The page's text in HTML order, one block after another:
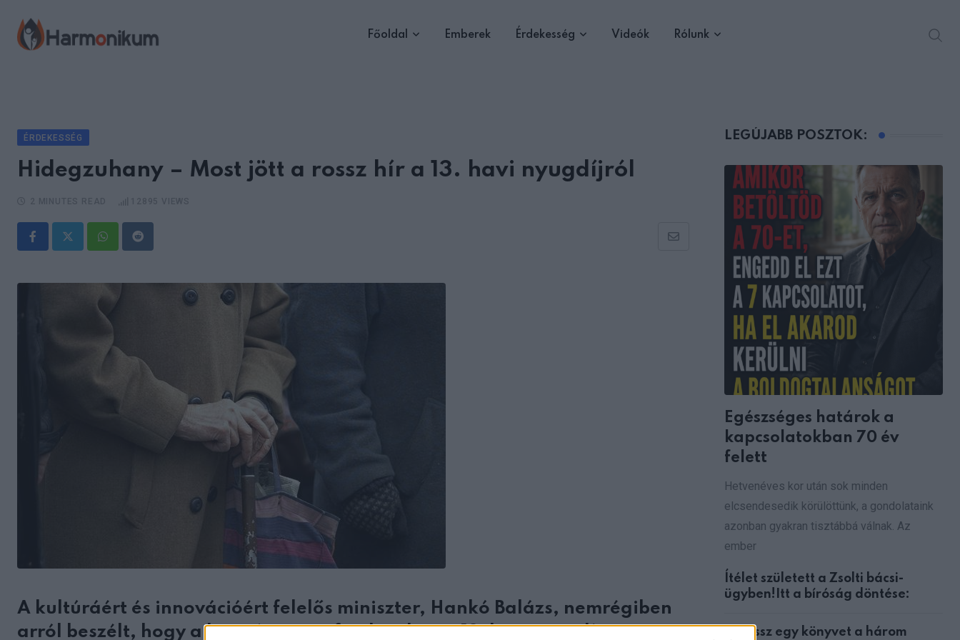
content
Főoldal Emberek Érdekesség Videók Rólunk
ÉRDEKESSÉG
Hidegzuhany – Most jött a rossz hír a 13. havi nyugdíjról
WhatsappReddit
Share
A kultúráért és innovációért felelős miniszter, Hankó Balázs, nemrégiben
arról beszélt, hogy a kormány meg fog küzdeni a 13. havi nyugdíj
LEGÚJABB POSZTOK:
Egészséges határok a
kapcsolatokban 70 év
felett
Hetvenéves kor után sok minden
elcsendesedik körülöttünk, a gondolataink
azonban gyakran tisztábbá válnak. Az
ember
Ítélet született a Zsolti bácsi-
ügyben!Itt a bíróság döntése:
Válassz egy könyvet a három